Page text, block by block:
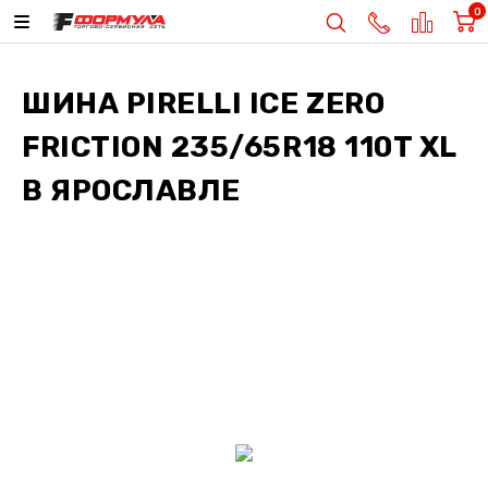
0
ШИНА PIRELLI ICE ZERO
FRICTION 235/65R18 110T XL
В ЯРОСЛАВЛЕ